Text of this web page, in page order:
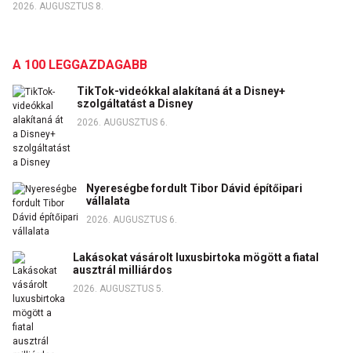
2026. AUGUSZTUS 8.
A 100 LEGGAZDAGABB
TikTok-videókkal alakítaná át a Disney+
szolgáltatást a Disney
2026. AUGUSZTUS 6.
Nyereségbe fordult Tibor Dávid építőipari
vállalata
2026. AUGUSZTUS 6.
Lakásokat vásárolt luxusbirtoka mögött a fiatal
ausztrál milliárdos
2026. AUGUSZTUS 5.